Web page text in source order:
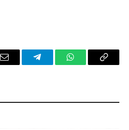
Email TelegramWhatsAppCopy